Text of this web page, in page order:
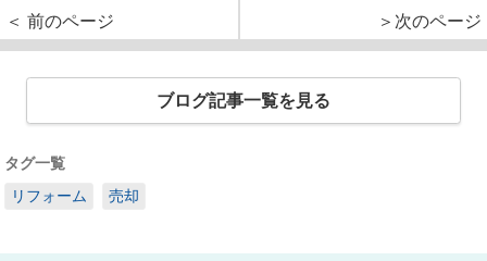
＜ 前のページ
＞次のページ
ブログ記事一覧を見る
タグ一覧
リフォーム
売却